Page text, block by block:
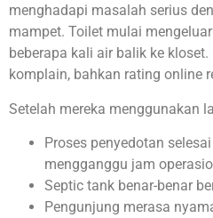
menghadapi masalah serius
mampet. Toilet mulai
beberapa kali air balik ke
komplain, bahkan rating online
Setelah mereka menggunakan
Proses penyedotan
mengganggu jam
Septic tank benar-benar
Pengunjung merasa